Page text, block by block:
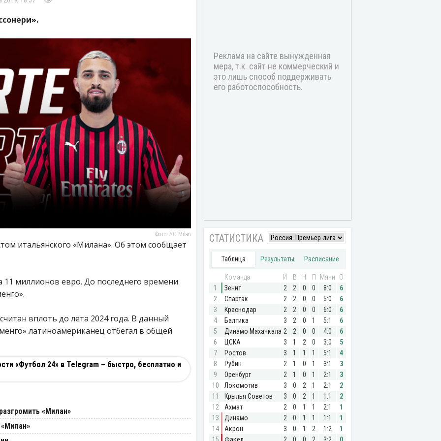
Фото: AC Milan
итальянского «Милана». Об этом сообщает
11 миллионов евро. До последнего времени
вплоть до лета 2024 года. В данный
латиноамериканец отбегал в общей
«Футбол 24» в Telegram – быстро, бесплатно и
«Милан»